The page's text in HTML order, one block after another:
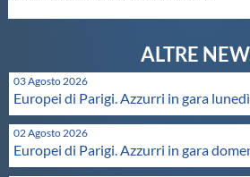
03 Agosto 2026
Europei di Parigi. Azzurri in gara
02 Agosto 2026
Europei di Parigi. Azzurri in gara